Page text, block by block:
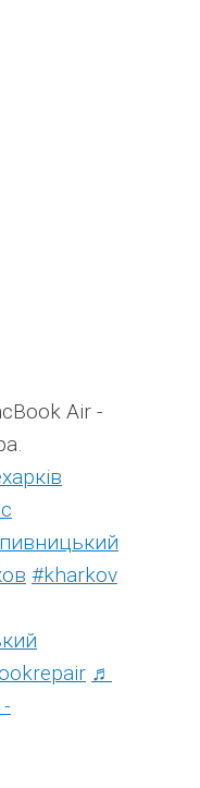
Air -
#kharkov
♬